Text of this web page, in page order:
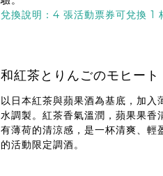
兌換說明：4 張活動票券可兌換 1
和紅茶とりんごのモヒート
以日本紅茶與蘋果酒為基底，加入
水調製。紅茶香氣溫潤，蘋果果香
有薄荷的清涼感，是一杯清爽、輕
的活動限定調酒。